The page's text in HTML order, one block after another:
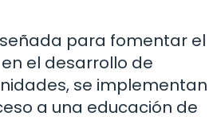
para fomentar el
el desarrollo de
se implementan
a una educación de